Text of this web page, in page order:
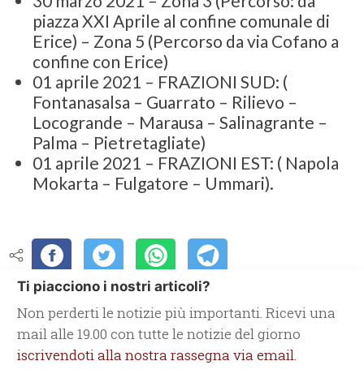
piazza XXI Aprile al confine comunale di
Erice) – Zona 5 (Percorso da via Cofano a
confine con Erice)
01 aprile 2021 – FRAZIONI SUD: (
Fontanasalsa – Guarrato – Rilievo –
Locogrande – Marausa – Salinagrante –
Palma – Pietretagliate)
01 aprile 2021 – FRAZIONI EST: ( Napola
Mokarta – Fulgatore – Ummari).
Ti piacciono i nostri articoli?
Non perderti le notizie più importanti. Ricevi una
mail alle 19.00 con tutte le notizie del giorno
iscrivendoti alla nostra rassegna via email.